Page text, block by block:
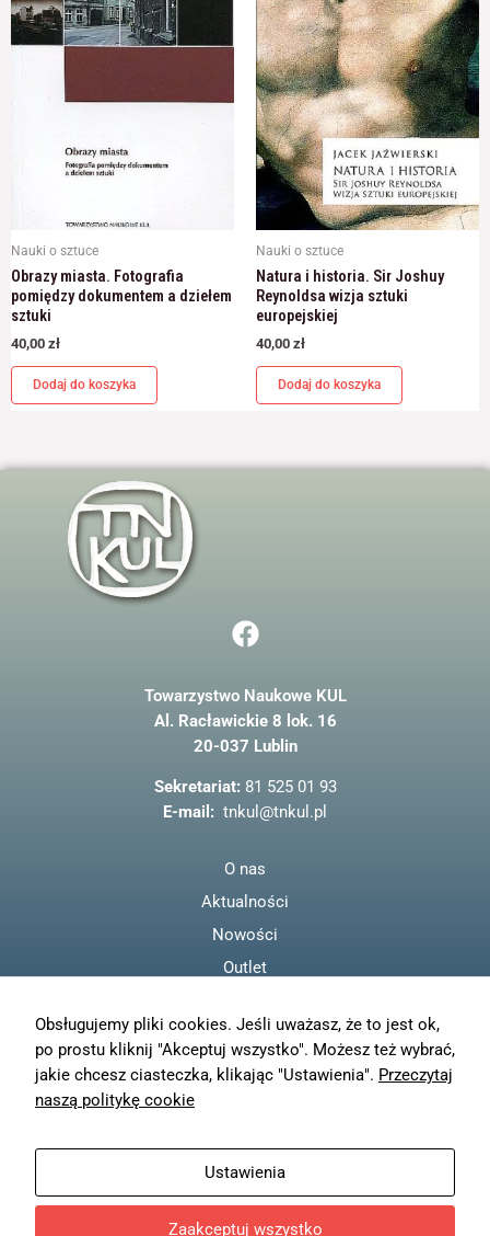
Nauki o sztuce
Obrazy miasta. Fotografia
pomiędzy dokumentem a dziełem
sztuki
40,00 zł
Dodaj do koszyka
Nauki o sztuce
Natura i historia. Sir Joshuy
Reynoldsa wizja sztuki
europejskiej
40,00 zł
Dodaj do koszyka
F
a
e
b
o
o
k
Towarzystwo Naukowe KUL
Al. Racławickie 8 lok. 16
20-037 Lublin
Sekretariat: 81 525 01 93
E-mail: tnkul@tnkul.pl
O nas
Aktualności
Nowości
Outlet
Polityka prywatności
Moje konto
Wysyłka
Zwroty
Obsługujemy pliki cookies. Jeśli uważasz, że to jest ok,
po prostu kliknij "Akceptuj wszystko". Możesz też wybrać,
jakie chcesz ciasteczka, klikając "Ustawienia". Przeczytaj
naszą politykę cookie
Ustawienia
Zaakceptuj wszystko